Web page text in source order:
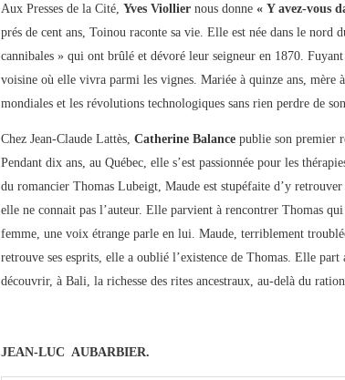
Aux Presses de la Cité,Yves Violliernous donne« Y avez-vous
prés de cent ans, Toinou raconte sa vie. Elle est née dans le nord
cannibales » qui ont brûlé et dévoré leur seigneur en 1870.
voisine où elle vivra parmi les vignes. Mariée à quinze ans, mère
mondiales et les révolutions technologiques sans rien perdre de
Chez Jean-Claude Lattès,Catherine Balance publie son premier
Pendant dix ans, au Québec, elle s’est passionnée pour les
du romancier Thomas Lubeigt, Maude est stupéfaite d’y
elle ne connait pas l’auteur. Elle parvient à rencontrer Thomas
femme, une voix étrange parle en lui. Maude, terriblement
retrouve ses esprits, elle a oublié l’existence de Thomas. Elle part
découvrir, à Bali, la richesse des rites ancestraux, au-delà du
JEAN-LUC AUBARBIER.